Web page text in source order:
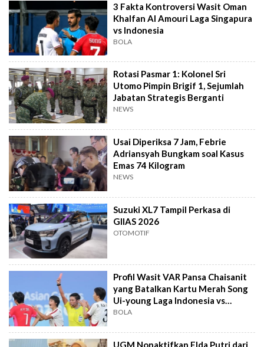
3 Fakta Kontroversi Wasit Oman
Khalfan Al Amouri Laga Singapura
vs Indonesia
BOLA
Rotasi Pasmar 1: Kolonel Sri
Utomo Pimpin Brigif 1, Sejumlah
Jabatan Strategis Berganti
NEWS
Usai Diperiksa 7 Jam, Febrie
Adriansyah Bungkam soal Kasus
Emas 74 Kilogram
NEWS
Suzuki XL7 Tampil Perkasa di
GIIAS 2026
OTOMOTIF
Profil Wasit VAR Pansa Chaisanit
yang Batalkan Kartu Merah Song
Ui-young Laga Indonesia vs
Singapura
BOLA
UGM Nonaktifkan Elda Putri dari